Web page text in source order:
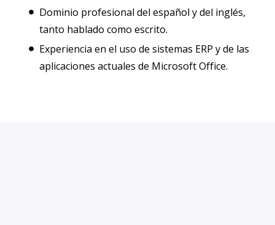
Dominio profesional del español y del inglés,
tanto hablado como escrito.
Experiencia en el uso de sistemas ERP y de las
aplicaciones actuales de Microsoft Office.